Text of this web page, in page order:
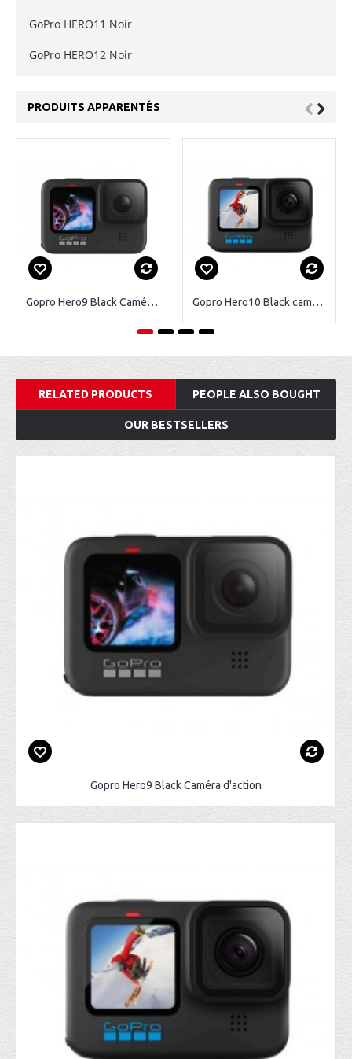
GoPro HERO11 Noir
GoPro HERO12 Noir
PRODUITS APPARENTÉS
Gopro Hero9 Black Caméra d'action Gopro Hero10 Black caméra d'action
RELATED PRODUCTS PEOPLE ALSO BOUGHT
OUR BESTSELLERS
Gopro Hero9 Black Caméra d'action